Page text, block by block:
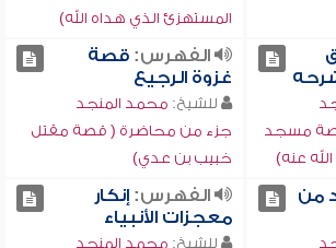
المستهزئ الذي هداه الله)
مسجد
عنه)
الفهرس:قصة
غزوة الرجيع
للشيخ: محمد المنجد
جزء من محاضرة ( قصة مقتل
خبيب بن عدي)
من
الفهرس:إنكار
معجزات الأنبياء
للشيخ: محمد المنجد